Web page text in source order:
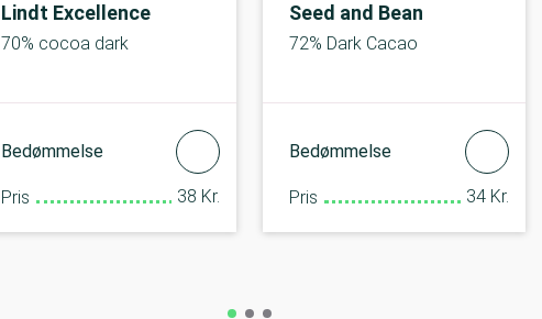
Lindt Excellence
70% cocoa dark
Bedømmelse
Pris 38 Kr.
Seed and Bean
72% Dark Cacao
Bedømmelse
Pris 34 Kr.